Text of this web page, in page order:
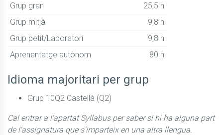
Grup gran
25,5 h
Grup mitjà
9,8 h
Grup petit/Laboratori
9,8 h
Aprenentatge autònom
80 h
Idioma majoritari per grup
Grup 10Q2 Castellà (Q2)
Cal entrar a l'apartat Syllabus per saber si hi ha alguna part
de l'assignatura que s'imparteix en una altra llengua.